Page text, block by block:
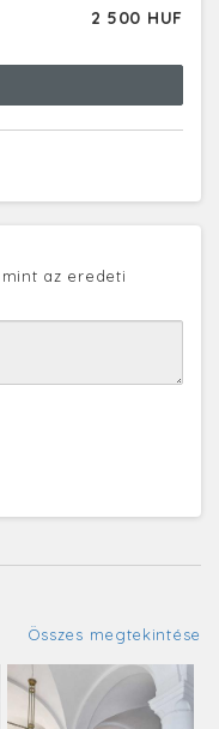
2 500 HUF
az eredeti
Összes megtekintése